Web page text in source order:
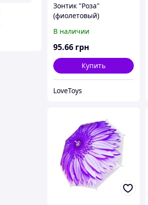
Зонтик "Роза"
(фиолетовый)
В наличии
95.66 грн
Купить
LoveToys